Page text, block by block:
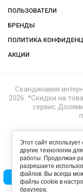
ПОЛЬЗОВАТЕЛИ
БРЕНДЫ
ПОЛИТИКА
АКЦИИ
Скандинавия
2026. *Скидки на
сервис
Позвонить
Этот сайт
другие технологии
работы. Продолжая
разрешаете
файлов. Вы всегда
файлы cookie в
браузера.